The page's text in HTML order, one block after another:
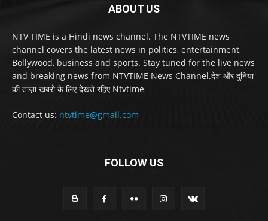
ABOUT US
NTV TIME is a Hindi news channel. The NTVTIME news
channel covers the latest news in politics, entertainment,
Bollywood, business and sports. Stay tuned for the live news
and breaking news from NTVTIME News Channel.देश और दुनिया
की ताज़ा खबरो के लिए देखते रहिए Ntvtime
Contact us: ntvtime@gmail.com
FOLLOW US